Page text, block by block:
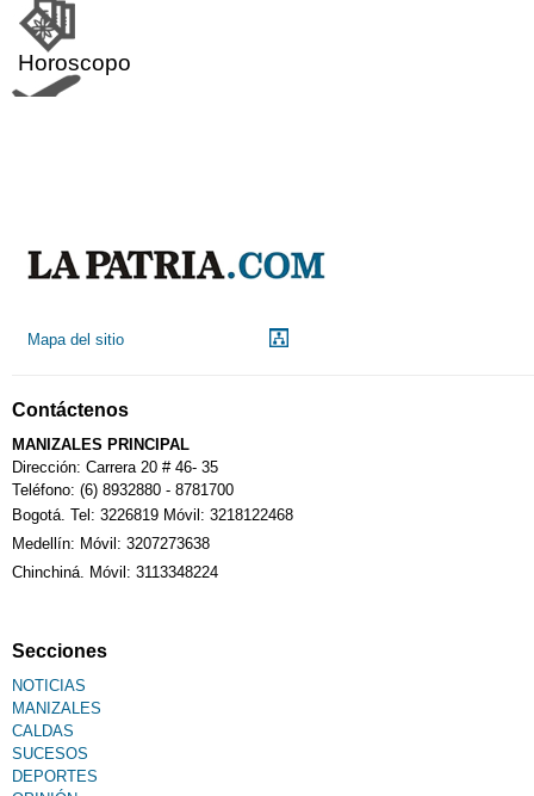
Horoscopo
Calendario Tributario
Sudoku
Mapa del sitio
Contáctenos
MANIZALES PRINCIPAL
Dirección: Carrera 20 # 46- 35
Teléfono: (6) 8932880 - 8781700
Bogotá. Tel: 3226819 Móvil: 3218122468
Medellín: Móvil: 3207273638
Chinchiná. Móvil: 3113348224
Secciones
NOTICIAS
MANIZALES
CALDAS
SUCESOS
DEPORTES